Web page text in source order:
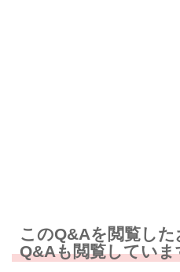
このQ&Aを閲覧し
Q&Aも閲覧していま